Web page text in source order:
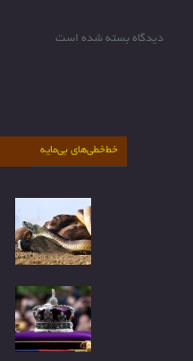
دیدگاه بسته شده است
خط‌خطی‌های بی‌مایه